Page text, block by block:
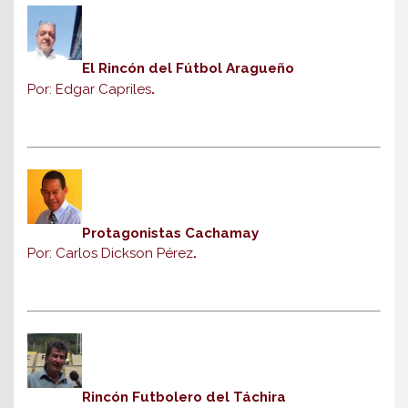
El Rincón del Fútbol Aragueño
Por: Edgar Capriles.
Protagonistas Cachamay
Por: Carlos Dickson Pérez.
Rincón Futbolero del Táchira